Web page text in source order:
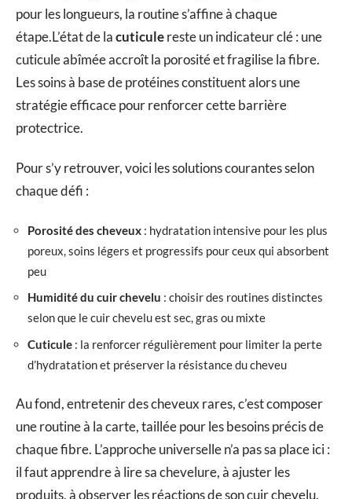
pour les longueurs, la routine s’affine à chaque
étape.L’état de lacuticulereste un indicateur clé : une
cuticule abîmée accroît la porosité et fragilise la fibre.
Les soins à base de protéines constituent alors une
stratégie efficace pour renforcer cette barrière
protectrice.
Pour s’y retrouver, voici les solutions courantes selon
chaque défi :
Porosité des cheveux : hydratation intensive pour les plus
poreux, soins légers et progressifs pour ceux qui absorbent
peu
Humidité du cuir chevelu : choisir des routines distinctes
selon que le cuir chevelu est sec, gras ou mixte
Cuticule : la renforcer régulièrement pour limiter la perte
d’hydratation et préserver la résistance du cheveu
Au fond, entretenir des cheveux rares, c’est composer
une routine à la carte, taillée pour les besoins précis de
chaque fibre. L’approche universelle n’a pas sa place ici :
il faut apprendre à lire sa chevelure, à ajuster les
produits, à observer les réactions de son cuir chevelu.